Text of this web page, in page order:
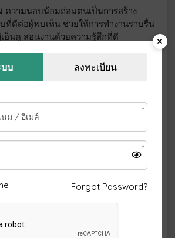
ความนอบน้อมถ่อมตนเป็นการสร้าง
ที่ดีต่อผู้พบเห็น ช่วยให้การทำงานราบรื่น
อ็นดู สอนงานด้วยความรู้สึกที่ดี
มรู้เรื่องสำคัญ 7 ประการ ดังนี้
อมูลทั่วไป ที่สำคัญของบริษัท เช่น การ
บบ ลงทะเบียน
Forgot Password?